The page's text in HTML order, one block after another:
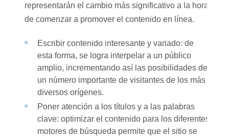
representarán el cambio más significativo a la hora
de comenzar a promover el contenido en línea.
Escribir contenido interesante y variado: de
esta forma, se logra interpelar a un público
amplio, incrementando así las posibilidades de
un número importante de visitantes de los más
diversos orígenes.
Poner atención a los títulos y a las palabras
clave: optimizar el contenido para los diferentes
motores de búsqueda permite que el sitio se